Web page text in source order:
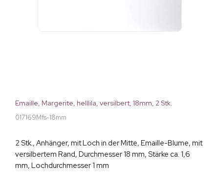
Emaille, Margerite, helllila, versilbert, 18mm, 2 Stk.
017169Mfs-18mm
2 Stk., Anhänger, mit Loch in der Mitte, Emaille-Blume, mit
versilbertem Rand, Durchmesser 18 mm, Stärke ca. 1,6
mm, Lochdurchmesser 1 mm